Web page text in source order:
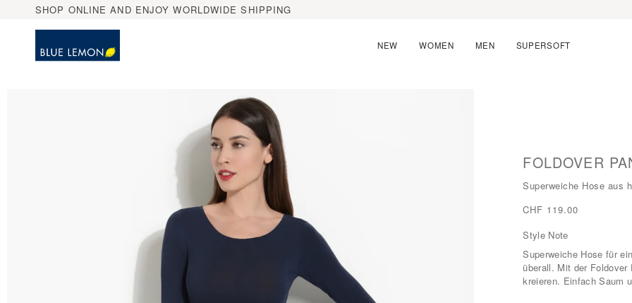
SHOP ONLINE AND ENJOY WORLDWIDE SHIPPING
NEW WOMEN MEN SUPERSOFT
FOLDOVER
Superweiche Hose aus
CHF 119.00
Style Note
Superweiche Hose für
überall. Mit der Foldover
kreieren. Einfach Saum